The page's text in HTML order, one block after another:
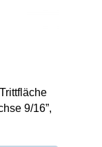
9/16”,